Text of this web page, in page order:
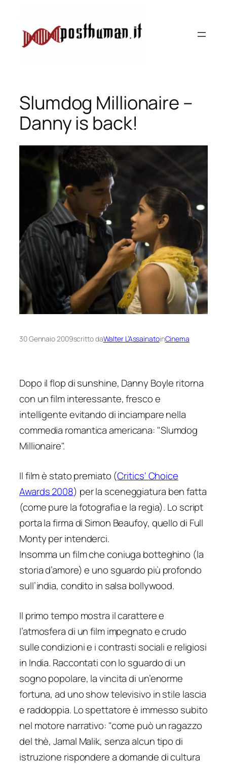
contenuto
Slumdog Millionaire –
Danny is back!
30 Gennaio 2009scritto daWalter L’AssainatoinCinema
Dopo il flop di sunshine, Danny Boyle ritorna
con un film interessante, fresco e
intelligente evitando di inciampare nella
commedia romantica americana: "Slumdog
Millionaire".
Il film è stato premiato (Critics‘Choice
Awards 2008) per la sceneggiatura ben fatta
(come pure la fotografia e la regia). Lo script
porta la firma di Simon Beaufoy, quello di Full
Monty per intenderci.
Insomma un film che coniuga botteghino (la
storia d’amore) e uno sguardo più profondo
sull’india, condito in salsa bollywood.
Il primo tempo mostra il carattere e
l’atmosfera di un film impegnato e crudo
sulle condizioni e i contrasti sociali e religiosi
in India. Raccontati con lo sguardo di un
sogno popolare, la vincita di un’enorme
fortuna, ad uno show televisivo in stile lascia
e raddoppia. Lo spettatore è immesso subito
nel motore narrativo: "come può un ragazzo
del thè, Jamal Malik, senza alcun tipo di
istruzione rispondere a domande di cultura